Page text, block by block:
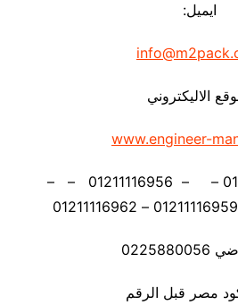
ايميل:
الاليكتروني
www.engineer-
موبايل: 01211116954 – – 01211116956 – –